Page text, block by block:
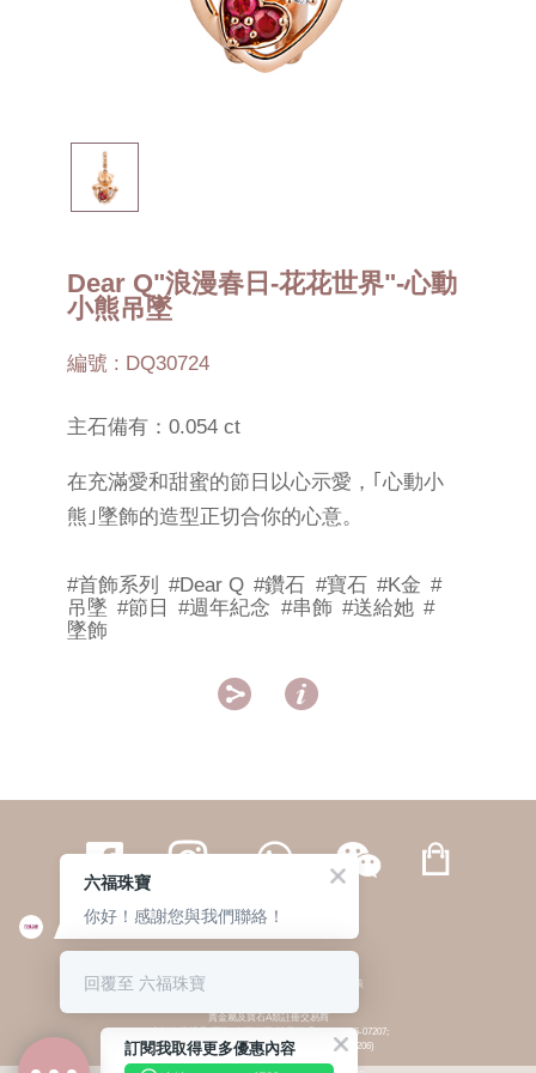
Dear Q"浪漫春日-花花世界"-心動
小熊吊墜
編號 : DQ30724
主石備有：0.054 ct
在充滿愛和甜蜜的節日以心示愛，｢心動小
熊｣墜飾的造型正切合你的心意。
#首飾系列 #Dear Q #鑽石 #寶石 #K金 #
吊墜 #節日 #週年紀念 #串飾 #送給她 #
墜飾
 
繁體 | 簡体
© 六福集團 版權所有 不得轉載 私隱政策
貴金屬及寶石A類註冊交易商
(六福企業禮品(國際)有限公司-註冊號碼:A-B-24-05-07207;
六福電子商貿有限公司-註冊號碼:A-B-24-05-07206)
貴金屬及寶石B類註冊交易商
訂閱我取得更多優惠內容
六福珠寶
你好！感謝您與我們聯絡！
回覆至 六福珠寶